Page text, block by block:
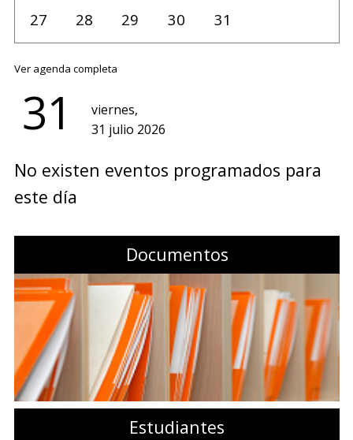
27
28 29 30 31
Ver agenda completa
31
viernes,
31 julio 2026
No existen eventos programados para
este día
Documentos
Estudiantes